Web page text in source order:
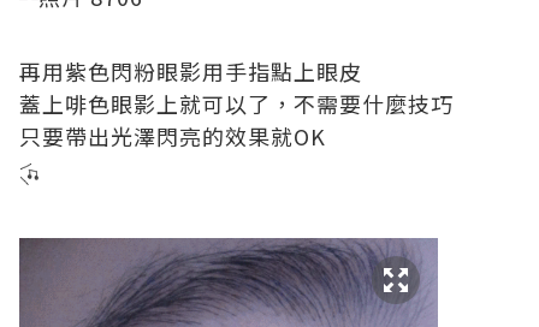
再用紫色閃粉眼影用手指點上眼皮
蓋上啡色眼影上就可以了，不需要什麼技巧
只要帶出光澤閃亮的效果就OK